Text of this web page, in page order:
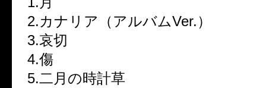
2.カナリア（アルバムVer.）
3.哀切
4.傷
5.二月の時計草